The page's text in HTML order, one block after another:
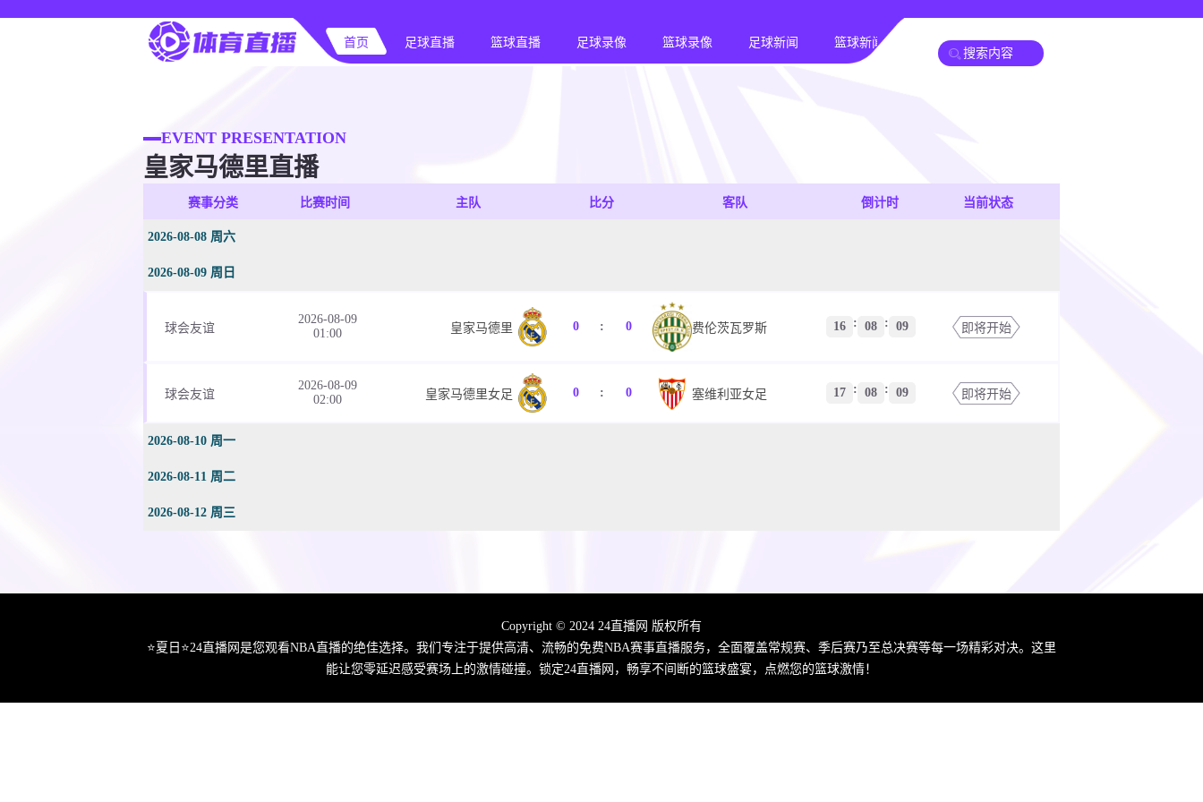
首页 足球直播 篮球直播 足球录像 篮球录像 足球新闻 篮球新闻
EVENT PRESENTATION
皇家马德里直播
赛事分类 比赛时间 主队 比分 客队 倒计时 当前状态
2026-08-08 周六
2026-08-09 周日
球会友谊
2026-08-09
01:00
皇家马德里 0 : 0 费伦茨瓦罗斯 16 : 08 : 09 即将开始
球会友谊
2026-08-09
02:00
皇家马德里女足 0 : 0 塞维利亚女足 17 : 08 : 09 即将开始
2026-08-10 周一
2026-08-11 周二
2026-08-12 周三
Copyright © 2024 24直播网 版权所有
⭐️夏日⭐24直播网是您观看NBA直播的绝佳选择。我们专注于提供高清、流畅的免费NBA赛事直播服务，全面覆盖常规赛、季后赛乃至总决赛等每一场精彩对决。这里
能让您零延迟感受赛场上的激情碰撞。锁定24直播网，畅享不间断的篮球盛宴，点燃您的篮球激情！